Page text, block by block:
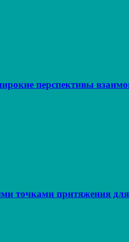
перспективы
точками притяжения для